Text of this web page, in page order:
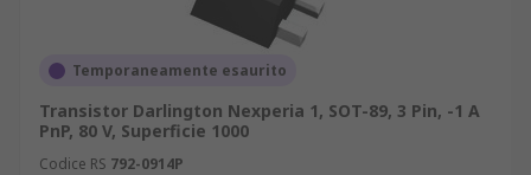
Temporaneamente esaurito
Transistor Darlington Nexperia 1, SOT-89, 3 Pin, -1 A
PnP, 80 V, Superficie 1000
Codice RS 792-0914P